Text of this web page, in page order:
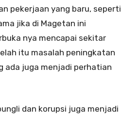
pekerjaan yang baru, seperti
jika di Magetan ini
nya mencapai sekitar
itu masalah peningkatan
ada juga menjadi perhatian
dan korupsi juga menjadi